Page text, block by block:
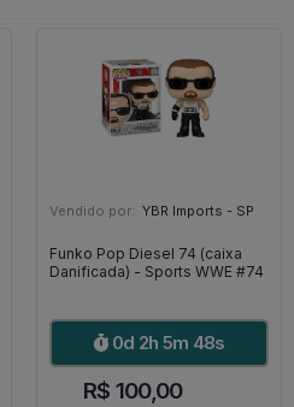
Vendido por: YBR Imports - SP
Funko Pop Diesel 74 (caixa
Danificada) - Sports WWE #74
0d 2h 5m 46s
R$ 100,00